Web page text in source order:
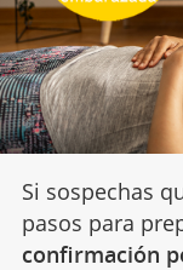
Si sospechas
pasos para
confirmación